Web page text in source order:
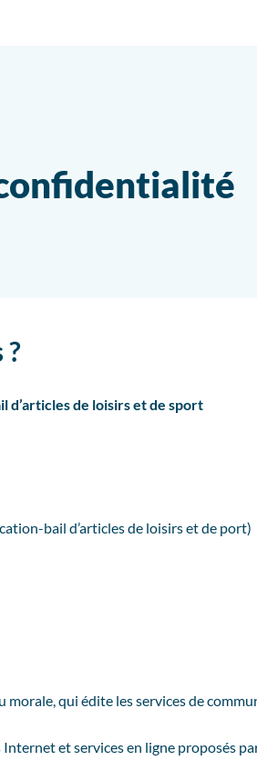
d’articles de loisirs et de sport
bail d’articles de loisirs et de port)
morale, qui édite les services de
Internet et services en ligne proposés